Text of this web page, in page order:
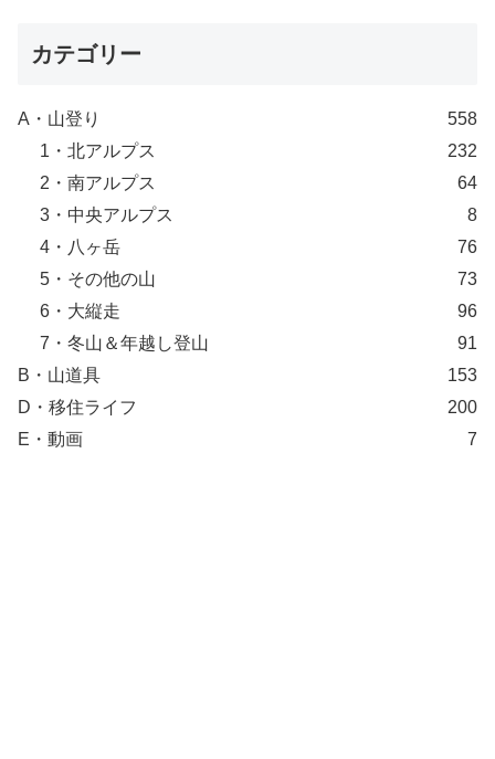
カテゴリー
A・山登り
558
1・北アルプス
232
2・南アルプス
64
3・中央アルプス
8
4・八ヶ岳
76
5・その他の山
73
6・大縦走
96
7・冬山＆年越し登山
91
B・山道具
153
D・移住ライフ
200
E・動画
7